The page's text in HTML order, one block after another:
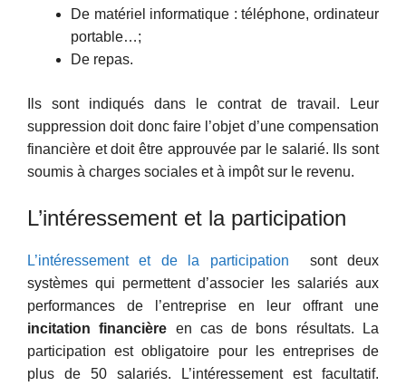
De matériel informatique : téléphone, ordinateur
portable…;
De repas.
Ils sont indiqués dans le contrat de travail. Leur
suppression doit donc faire l’objet d’une compensation
financière et doit être approuvée par le salarié. Ils sont
soumis à charges sociales et à impôt sur le revenu.
L’intéressement et la participation
L’intéressement et de la participation sont deux
systèmes qui permettent d’associer les salariés aux
performances de l’entreprise en leur offrant une
incitation financière en cas de bons résultats. La
participation est obligatoire pour les entreprises de
plus de 50 salariés. L’intéressement est facultatif.